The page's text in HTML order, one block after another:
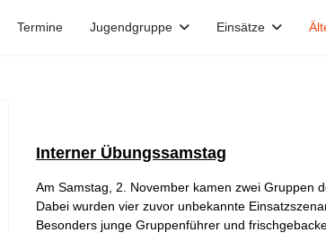
Termine Jugendgruppe Einsätze
Interner Übungssamstag
Am Samstag, 2. November kamen zwei Gruppen
Dabei wurden vier zuvor unbekannte
Besonders junge Gruppenführer und